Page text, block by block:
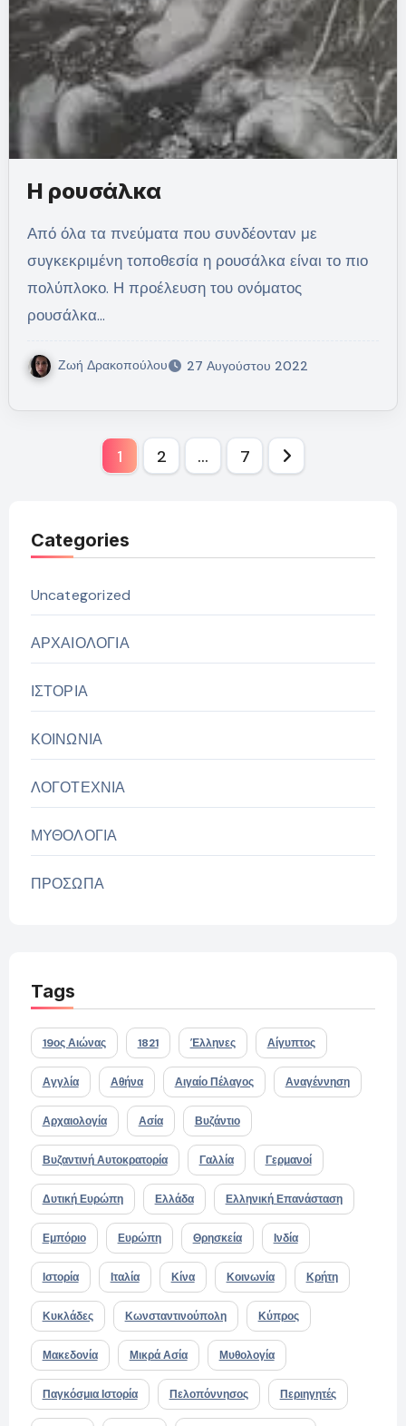
Η ρουσάλκα
Από όλα τα πνεύματα που συνδέονταν με
συγκεκριμένη τοποθεσία η ρουσάλκα είναι το πιο
πολύπλοκο. Η προέλευση του ονόματος
ρουσάλκα…
Ζωή Δρακοπούλου 27 Αυγούστου 2022
Σελιδοποίηση
1 2 … 7
Categories
Uncategorized
ΑΡΧΑΙΟΛΟΓΙΑ
ΙΣΤΟΡΙΑ
ΚΟΙΝΩΝΙΑ
ΛΟΓΟΤΕΧΝΙΑ
ΜΥΘΟΛΟΓΙΑ
ΠΡΟΣΩΠΑ
Tags
19ος Αιώνας 1821 Έλληνες Αίγυπτος
Αγγλία Αθήνα Αιγαίο Πέλαγος Αναγέννηση
Αρχαιολογία Ασία Βυζάντιο
Βυζαντινή Αυτοκρατορία Γαλλία Γερμανοί
Δυτική Ευρώπη Ελλάδα Ελληνική Επανάσταση
Εμπόριο Ευρώπη Θρησκεία Ινδία
Ιστορία Ιταλία Κίνα Κοινωνία Κρήτη
Κυκλάδες Κωνσταντινούπολη Κύπρος
Μακεδονία Μικρά Ασία Μυθολογία
Παγκόσμια Ιστορία Πελοπόννησος Περιηγητές